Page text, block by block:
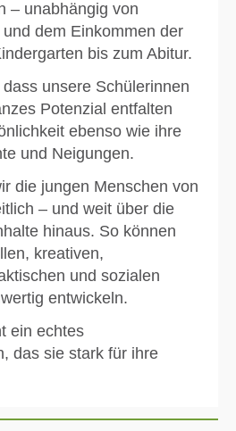
– unabhängig von
dem Einkommen der
bis zum Abitur.
unsere Schülerinnen
Potenzial entfalten
ebenso wie ihre
und Neigungen.
die jungen Menschen von
– und weit über die
hinaus. So können
kreativen,
und sozialen
entwickeln.
ein echtes
das sie stark für ihre